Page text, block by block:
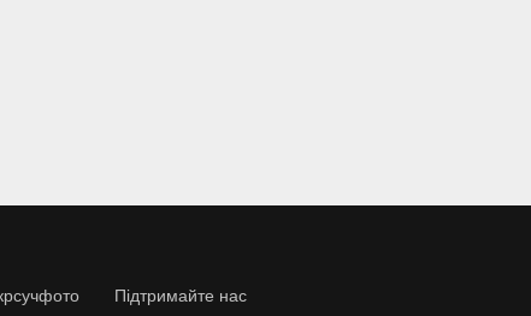
Підтримайте нас